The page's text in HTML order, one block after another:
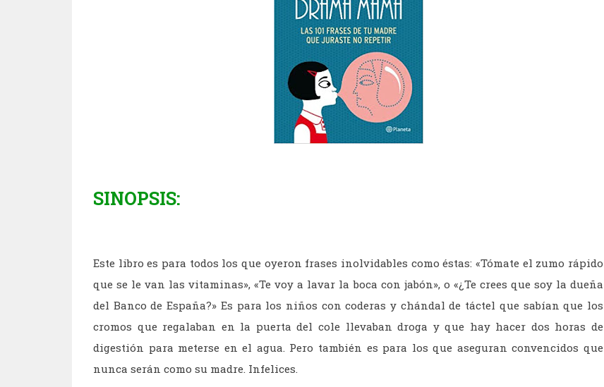
SINOPSIS:
Este libro es para todos los que oyeron frases inolvidables como éstas: «Tómate el zumo rápido
que se le van las vitaminas», «Te voy a lavar la boca con jabón», o «¿Te crees que soy la dueña
del Banco de España?» Es para los niños con coderas y chándal de táctel que sabían que los
cromos que regalaban en la puerta del cole llevaban droga y que hay hacer dos horas de
digestión para meterse en el agua. Pero también es para los que aseguran convencidos que
nunca serán como su madre. Infelices.